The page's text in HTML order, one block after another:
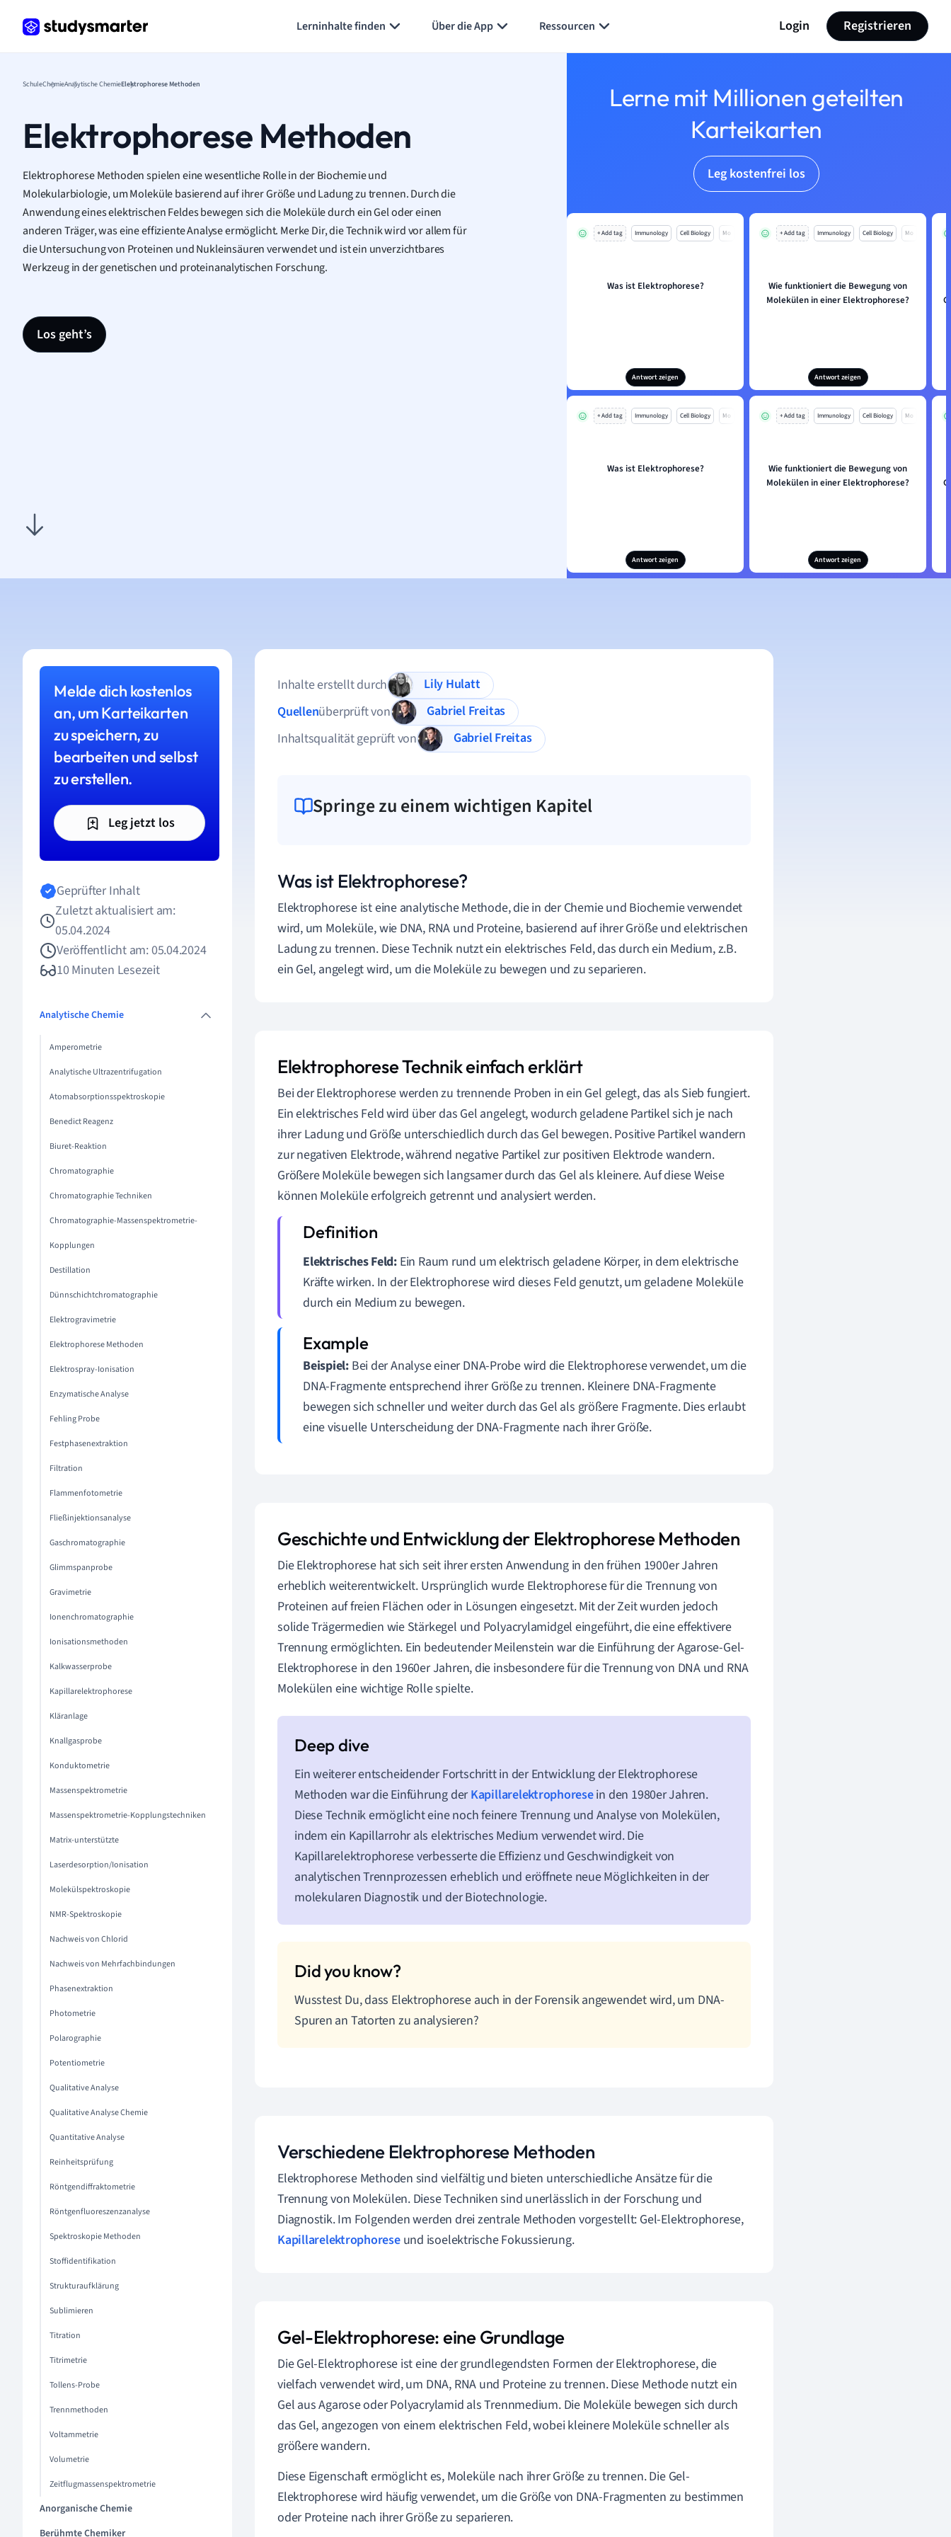
Lerninhalte finden Über die App Ressourcen Login Registrieren
SchuleChemieAnalytische ChemieElektrophorese Methoden
Elektrophorese Methoden
Elektrophorese Methoden spielen eine wesentliche Rolle in der Biochemie und
Molekularbiologie, um Moleküle basierend auf ihrer Größe und Ladung zu trennen. Durch die
Anwendung eines elektrischen Feldes bewegen sich die Moleküle durch ein Gel oder einen
anderen Träger, was eine effiziente Analyse ermöglicht. Merke Dir, die Technik wird vor allem für
die Untersuchung von Proteinen und Nukleinsäuren verwendet und ist ein unverzichtbares
Werkzeug in der genetischen und proteinanalytischen Forschung.
Los geht’s
Lerne mit Millionen geteilten
Karteikarten
Leg kostenfrei los
+ Add tag Immunology Cell Biology Mo
Was ist Elektrophorese?
Antwort zeigen
+ Add tag Immunology Cell Biology Mo
Wie funktioniert die Bewegung von
Molekülen in einer Elektrophorese?
Antwort zeigen
+ Add tag Immunology Cell Biology Mo
Was ist Elektrophorese?
Antwort zeigen
+ Add tag Immunology Cell Biology Mo
Wie funktioniert die Bewegung von
Molekülen in einer Elektrophorese?
Antwort zeigen
Melde dich kostenlos
an, um Karteikarten
zu speichern, zu
bearbeiten und selbst
zu erstellen.
Leg jetzt los
Geprüfter Inhalt
Zuletzt aktualisiert am:
05.04.2024
Veröffentlicht am: 05.04.2024
10 Minuten Lesezeit
Analytische Chemie
Amperometrie
Analytische Ultrazentrifugation
Atomabsorptionsspektroskopie
Benedict Reagenz
Biuret-Reaktion
Chromatographie
Chromatographie Techniken
Chromatographie-Massenspektrometrie-
Kopplungen
Destillation
Dünnschichtchromatographie
Elektrogravimetrie
Elektrophorese Methoden
Elektrospray-Ionisation
Enzymatische Analyse
Fehling Probe
Festphasenextraktion
Filtration
Flammenfotometrie
Fließinjektionsanalyse
Gaschromatographie
Glimmspanprobe
Gravimetrie
Ionenchromatographie
Ionisationsmethoden
Kalkwasserprobe
Kapillarelektrophorese
Kläranlage
Knallgasprobe
Konduktometrie
Massenspektrometrie
Massenspektrometrie-Kopplungstechniken
Matrix-unterstützte
Laserdesorption/Ionisation
Molekülspektroskopie
NMR-Spektroskopie
Nachweis von Chlorid
Nachweis von Mehrfachbindungen
Phasenextraktion
Photometrie
Polarographie
Potentiometrie
Qualitative Analyse
Qualitative Analyse Chemie
Quantitative Analyse
Reinheitsprüfung
Röntgendiffraktometrie
Röntgenfluoreszenzanalyse
Spektroskopie Methoden
Stoffidentifikation
Strukturaufklärung
Sublimieren
Titration
Titrimetrie
Tollens-Probe
Trennmethoden
Voltammetrie
Volumetrie
Zeitflugmassenspektrometrie
Anorganische Chemie
Berühmte Chemiker
Inhalte erstellt durch
Lily Hulatt
Quellenüberprüft von
Gabriel Freitas
Inhaltsqualität geprüft von
Gabriel Freitas
Springe zu einem wichtigen Kapitel
Was ist Elektrophorese?
Elektrophorese ist eine analytische Methode, die in der Chemie und Biochemie verwendet
wird, um Moleküle, wie DNA, RNA und Proteine, basierend auf ihrer Größe und elektrischen
Ladung zu trennen. Diese Technik nutzt ein elektrisches Feld, das durch ein Medium, z.B.
ein Gel, angelegt wird, um die Moleküle zu bewegen und zu separieren.
Elektrophorese Technik einfach erklärt
Bei der Elektrophorese werden zu trennende Proben in ein Gel gelegt, das als Sieb fungiert.
Ein elektrisches Feld wird über das Gel angelegt, wodurch geladene Partikel sich je nach
ihrer Ladung und Größe unterschiedlich durch das Gel bewegen. Positive Partikel wandern
zur negativen Elektrode, während negative Partikel zur positiven Elektrode wandern.
Größere Moleküle bewegen sich langsamer durch das Gel als kleinere. Auf diese Weise
können Moleküle erfolgreich getrennt und analysiert werden.
Elektrisches Feld: Ein Raum rund um elektrisch geladene Körper, in dem elektrische
Kräfte wirken. In der Elektrophorese wird dieses Feld genutzt, um geladene Moleküle
durch ein Medium zu bewegen.
Beispiel: Bei der Analyse einer DNA-Probe wird die Elektrophorese verwendet, um die
DNA-Fragmente entsprechend ihrer Größe zu trennen. Kleinere DNA-Fragmente
bewegen sich schneller und weiter durch das Gel als größere Fragmente. Dies erlaubt
eine visuelle Unterscheidung der DNA-Fragmente nach ihrer Größe.
Geschichte und Entwicklung der Elektrophorese Methoden
Die Elektrophorese hat sich seit ihrer ersten Anwendung in den frühen 1900er Jahren
erheblich weiterentwickelt. Ursprünglich wurde Elektrophorese für die Trennung von
Proteinen auf freien Flächen oder in Lösungen eingesetzt. Mit der Zeit wurden jedoch
solide Trägermedien wie Stärkegel und Polyacrylamidgel eingeführt, die eine effektivere
Trennung ermöglichten. Ein bedeutender Meilenstein war die Einführung der Agarose-Gel-
Elektrophorese in den 1960er Jahren, die insbesondere für die Trennung von DNA und RNA
Molekülen eine wichtige Rolle spielte.
Ein weiterer entscheidender Fortschritt in der Entwicklung der Elektrophorese
Methoden war die Einführung derKapillarelektrophoresein den 1980er Jahren.
Diese Technik ermöglicht eine noch feinere Trennung und Analyse von Molekülen,
indem ein Kapillarrohr als elektrisches Medium verwendet wird. Die
Kapillarelektrophorese verbesserte die Effizienz und Geschwindigkeit von
analytischen Trennprozessen erheblich und eröffnete neue Möglichkeiten in der
molekularen Diagnostik und der Biotechnologie.
Wusstest Du, dass Elektrophorese auch in der Forensik angewendet wird, um DNA-
Spuren an Tatorten zu analysieren?
Verschiedene Elektrophorese Methoden
Elektrophorese Methoden sind vielfältig und bieten unterschiedliche Ansätze für die
Trennung von Molekülen. Diese Techniken sind unerlässlich in der Forschung und
Diagnostik. Im Folgenden werden drei zentrale Methoden vorgestellt: Gel-Elektrophorese,
Kapillarelektrophoreseund isoelektrische Fokussierung.
Gel-Elektrophorese: eine Grundlage
Die Gel-Elektrophorese ist eine der grundlegendsten Formen der Elektrophorese, die
vielfach verwendet wird, um DNA, RNA und Proteine zu trennen. Diese Methode nutzt ein
Gel aus Agarose oder Polyacrylamid als Trennmedium. Die Moleküle bewegen sich durch
das Gel, angezogen von einem elektrischen Feld, wobei kleinere Moleküle schneller als
größere wandern.
Diese Eigenschaft ermöglicht es, Moleküle nach ihrer Größe zu trennen. Die Gel-
Elektrophorese wird häufig verwendet, um die Größe von DNA-Fragmenten zu bestimmen
oder Proteine nach ihrer Größe zu separieren.